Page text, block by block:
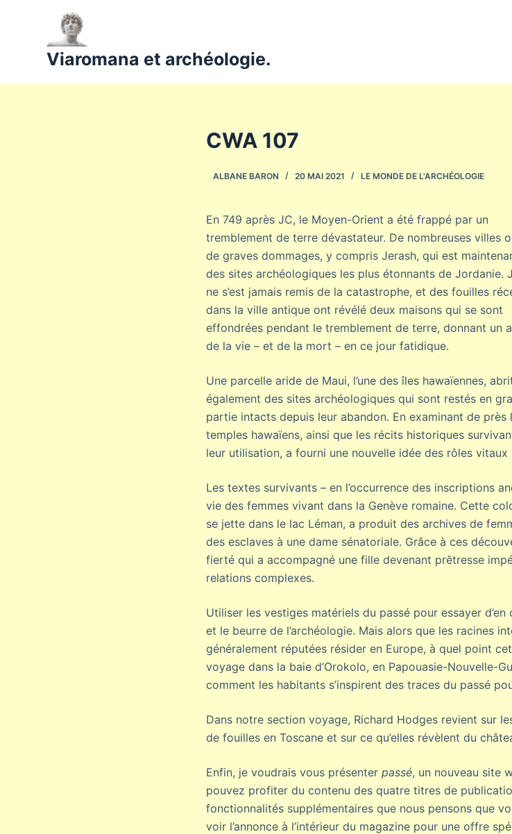
Viaromana et archéologie.
CWA 107
ALBANE BARON 20 MAI 2021 LE MONDE DE L'ARCHÉOLOGIE
En 749 après JC, le Moyen-Orient a été frappé par un
tremblement de terre dévastateur. De nombreuses villes
de graves dommages, y compris Jerash, qui est
des sites archéologiques les plus étonnants de Jordanie.
ne s’est jamais remis de la catastrophe, et des fouilles
dans la ville antique ont révélé deux maisons qui se sont
effondrées pendant le tremblement de terre, donnant un
de la vie – et de la mort – en ce jour fatidique.
Une parcelle aride de Maui, l’une des îles hawaïennes,
également des sites archéologiques qui sont restés en
partie intacts depuis leur abandon. En examinant de près
temples hawaïens, ainsi que les récits historiques
leur utilisation, a fourni une nouvelle idée des rôles
Les textes survivants – en l’occurrence des inscriptions
vie des femmes vivant dans la Genève romaine. Cette
se jette dans le lac Léman, a produit des archives de
des esclaves à une dame sénatoriale. Grâce à ces
fierté qui a accompagné une fille devenant prêtresse
relations complexes.
Utiliser les vestiges matériels du passé pour essayer
et le beurre de l’archéologie. Mais alors que les racines
généralement réputées résider en Europe, à quel point
voyage dans la baie d’Orokolo, en Papouasie-Nouvelle-
comment les habitants s’inspirent des traces du passé
Dans notre section voyage, Richard Hodges revient sur
de fouilles en Toscane et sur ce qu’elles révèlent du
Enfin, je voudrais vous présenter passé, un nouveau site
pouvez profiter du contenu des quatre titres de
fonctionnalités supplémentaires que nous pensons que
voir l’annonce à l’intérieur du magazine pour une offre